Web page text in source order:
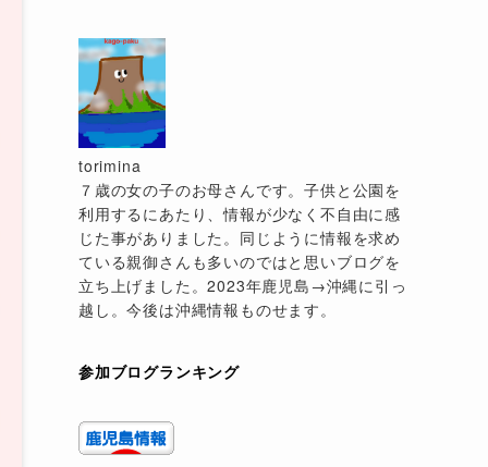
torimina
７歳の女の子のお母さんです。子供と公園を
利用するにあたり、情報が少なく不自由に感
じた事がありました。同じように情報を求め
ている親御さんも多いのではと思いブログを
立ち上げました。2023年鹿児島→沖縄に引っ
越し。今後は沖縄情報ものせます。
参加ブログランキング